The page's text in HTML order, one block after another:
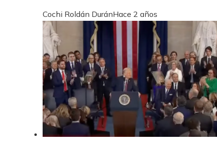
Cochi Roldán DuránHace 2 años